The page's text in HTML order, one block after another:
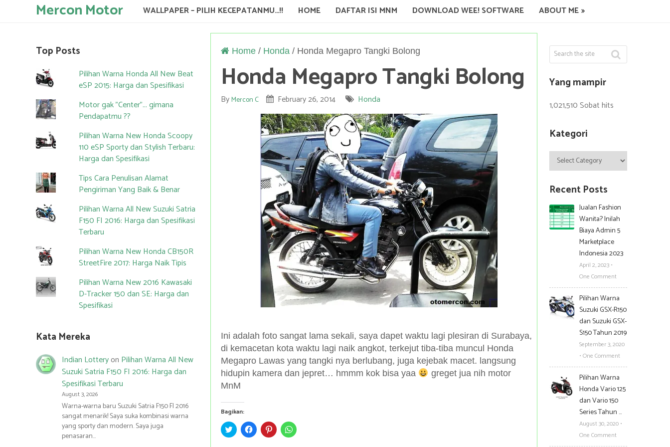
Mercon Motor WALLPAPER – PILIH KECEPATANMU…!! HOME DAFTAR ISI MNM DOWNLOAD WEE! SOFTWARE ABOUT ME
Yang mampir
1,021,510 Sobat hits
Kategori
Kategori
Recent Posts
Jualan Fashion
Wanita? Inilah
Biaya Admin 5
Marketplace
Indonesia 2023
April 2, 2023 •
One Comment
Pilihan Warna
Suzuki GSX-R150
dan Suzuki GSX-
S150 Tahun 2019
September 3, 2020
• One Comment
Pilihan Warna
Honda Vario 125
dan Vario 150
Series Tahun …
August 30, 2020 •
One Comment
Home / Honda / Honda Megapro Tangki Bolong
Honda Megapro Tangki Bolong
ByMercon C February 26, 2014 Honda
Ini adalah foto sangat lama sekali, saya dapet waktu lagi plesiran di Surabaya,
di kemacetan kota waktu lagi naik angkot, terkejut tiba-tiba muncul Honda
Megapro Lawas yang tangki nya berlubang, juga kejebak macet. langsung
hidupin kamera dan jepret… hmmm kok bisa yaa
greget jua nih motor
MnM
Bagikan:
C
l
C
l
C
l
C
l
Top Posts
Pilihan Warna Honda All New Beat
eSP 2015: Harga dan Spesifikasi
Motor gak "Center"... gimana
Pendapatmu ??
Pilihan Warna New Honda Scoopy
110 eSP Sporty dan Stylish Terbaru:
Harga dan Spesifikasi
Tips Cara Penulisan Alamat
Pengiriman Yang Baik & Benar
Pilihan Warna All New Suzuki Satria
F150 FI 2016: Harga dan Spesifikasi
Terbaru
Pilihan Warna New Honda CB150R
StreetFire 2017: Harga Naik Tipis
Pilihan Warna New 2016 Kawasaki
D-Tracker 150 dan SE: Harga dan
Spesifikasi
Kata Mereka
Indian Lotteryon Pilihan Warna All New
Suzuki Satria F150 FI 2016: Harga dan
Spesifikasi Terbaru
August 3, 2026
Warna-warna baru Suzuki Satria F150 FI 2016
sangat menarik! Saya suka kombinasi warna
yang sporty dan modern. Saya juga
penasaran…